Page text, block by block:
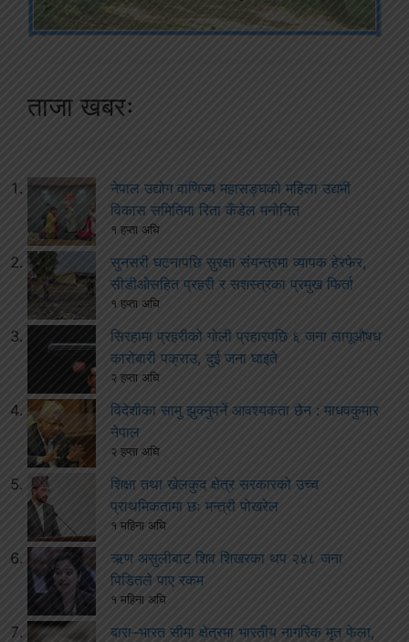
ताजा खबरः
नेपाल उद्योग वाणिज्य महासङ्घको महिला उद्यमी
विकास समितिमा रिता कँडेल मनोनित
१ हप्ता अघि
सुनसरी घटनापछि सुरक्षा संयन्त्रमा व्यापक हेरफेर,
सीडीओसहित प्रहरी र सशस्त्रका प्रमुख फिर्ता
१ हप्ता अघि
सिरहामा प्रहरीको गोली प्रहारपछि ६ जना लागूऔषध
कारोबारी पक्राउ, दुई जना घाइते
२ हप्ता अघि
विदेशीका सामु झुक्नुपर्ने आवश्यकता छैन : माधवकुमार
नेपाल
२ हप्ता अघि
शिक्षा तथा खेलकुद क्षेत्र सरकारको उच्च
प्राथमिकतामा छः मन्त्री पोखरेल
१ महिना अघि
ऋण असुलीबाट शिव शिखरका थप २४८ जना
पिडितले पाए रकम
१ महिना अघि
बारा–भारत सीमा क्षेत्रमा भारतीय नागरिक मृत फेला,